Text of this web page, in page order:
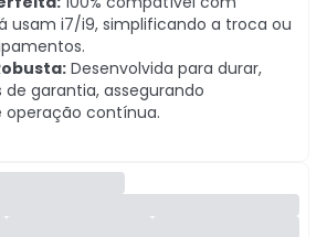
usam i7/i9, simplificando a troca ou
Desenvolvida para durar,
garantia, assegurando
operação contínua.